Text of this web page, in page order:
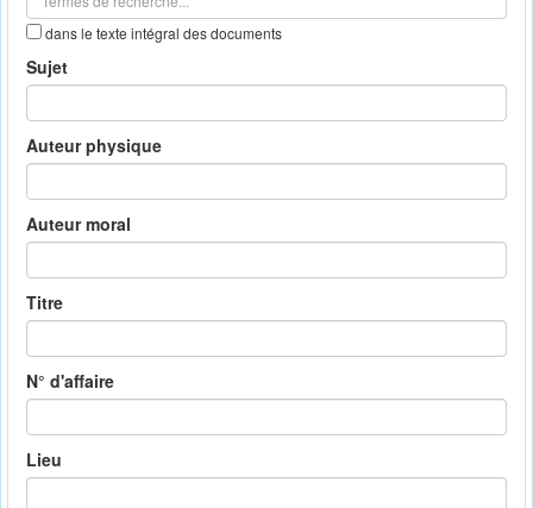
dans le texte intégral des documents
Sujet
Auteur physique
Auteur moral
Titre
N° d'affaire
Lieu